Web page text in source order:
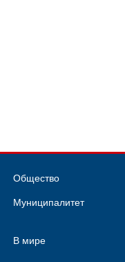
Общество
Муниципалитет
В мире